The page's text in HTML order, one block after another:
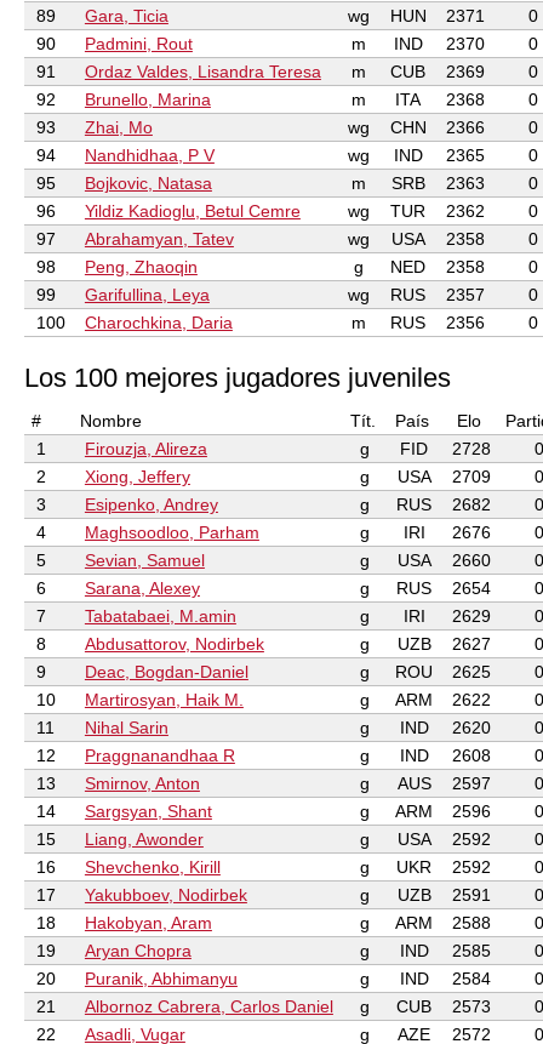
89 Gara, Ticia wg HUN 2371
0
90
Padmini, Rout m IND 2370
0
91
Ordaz Valdes, Lisandra Teresa m CUB 2369
0
92
Brunello, Marina m ITA 2368
0
93
Zhai, Mo wg CHN 2366
0
94
Nandhidhaa, P V wg IND 2365
0
95
Bojkovic, Natasa m SRB 2363
0
96
Yildiz Kadioglu, Betul Cemre wg TUR 2362
0
97
Abrahamyan, Tatev wg USA 2358
0
98
Peng, Zhaoqin g NED 2358
0
99
Garifullina, Leya wg RUS 2357
0
100
Charochkina, Daria m RUS 2356 0
Los 100 mejores jugadores juveniles
# Nombre Tít. País Elo
1
Firouzja, Alireza g FID 2728
0
2
Xiong, Jeffery g USA 2709
0
3
Esipenko, Andrey g RUS 2682
0
4
Maghsoodloo, Parham g IRI 2676
0
5
Sevian, Samuel g USA 2660
0
6
Sarana, Alexey g RUS 2654
0
7
Tabatabaei, M.amin g IRI 2629
0
8
Abdusattorov, Nodirbek g UZB 2627
0
9
Deac, Bogdan-Daniel g ROU 2625
0
10
Martirosyan, Haik M. g ARM 2622
0
11
Nihal Sarin g IND 2620
0
12
Praggnanandhaa R g IND 2608
0
13
Smirnov, Anton g AUS 2597
0
14
Sargsyan, Shant g ARM 2596
0
15
Liang, Awonder g USA 2592
0
16
Shevchenko, Kirill g UKR 2592
0
17
Yakubboev, Nodirbek g UZB 2591
0
18
Hakobyan, Aram g ARM 2588
0
19
Aryan Chopra g IND 2585
0
20
Puranik, Abhimanyu g IND 2584
0
21
Albornoz Cabrera, Carlos Daniel g CUB 2573
0
22
Asadli, Vugar g AZE 2572
0